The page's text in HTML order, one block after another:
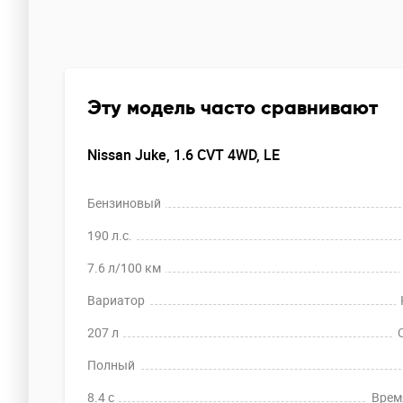
Эту модель часто сравнивают
Nissan Juke, 1.6 CVT 4WD, LE
Бензиновый
190 л.с.
7.6 л/100 км
Вариатор
207 л
Полный
8.4 c